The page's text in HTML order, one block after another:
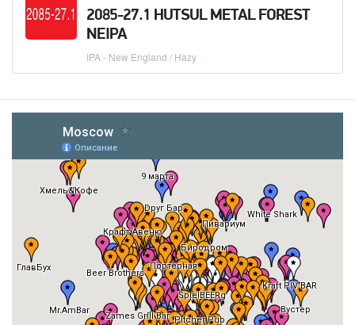
2085-27.1 HUTSUL METAL FOREST
NEIPA
IPA - New England / Hazy